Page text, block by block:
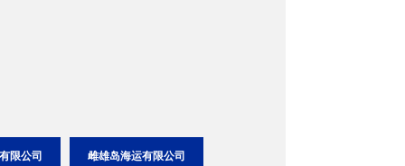
限公司 雌雄岛海运有限公司